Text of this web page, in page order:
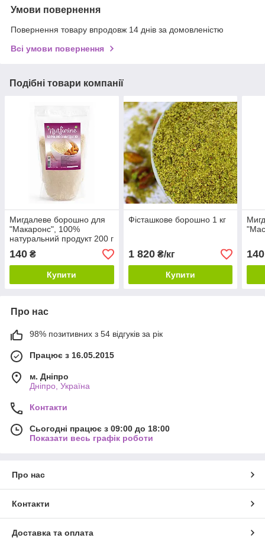
Умови повернення
Повернення товару впродовж 14 днів за домовленістю
Всі умови повернення
Подібні товари компанії
Мигдалеве борошно для
"Макаронс", 100%
натуральний продукт 200 г
140 ₴
Купити
Фісташкове борошно 1 кг
1 820₴/кг
Купити
140
Про нас
98% позитивних з 54 відгуків за рік
Працює з 16.05.2015
м. Дніпро
Дніпро, Україна
Контакти
Сьогодні працює з 09:00 до 18:00
Показати весь графік роботи
Про нас
Контакти
Доставка та оплата